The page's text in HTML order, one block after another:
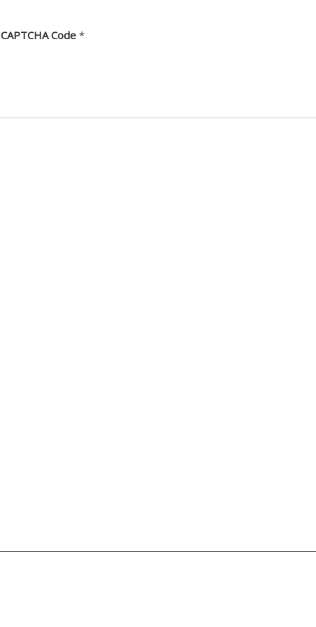
CAPTCHA Code *